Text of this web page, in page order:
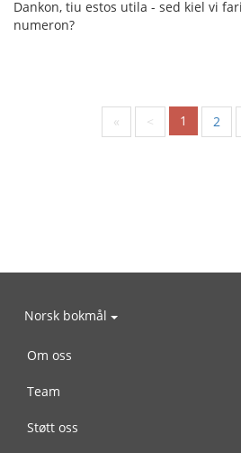
Dankon, tiu estos utila - sed kiel vi
numeron?
« < 1 2
Norsk bokmål
Om oss
Team
Støtt oss